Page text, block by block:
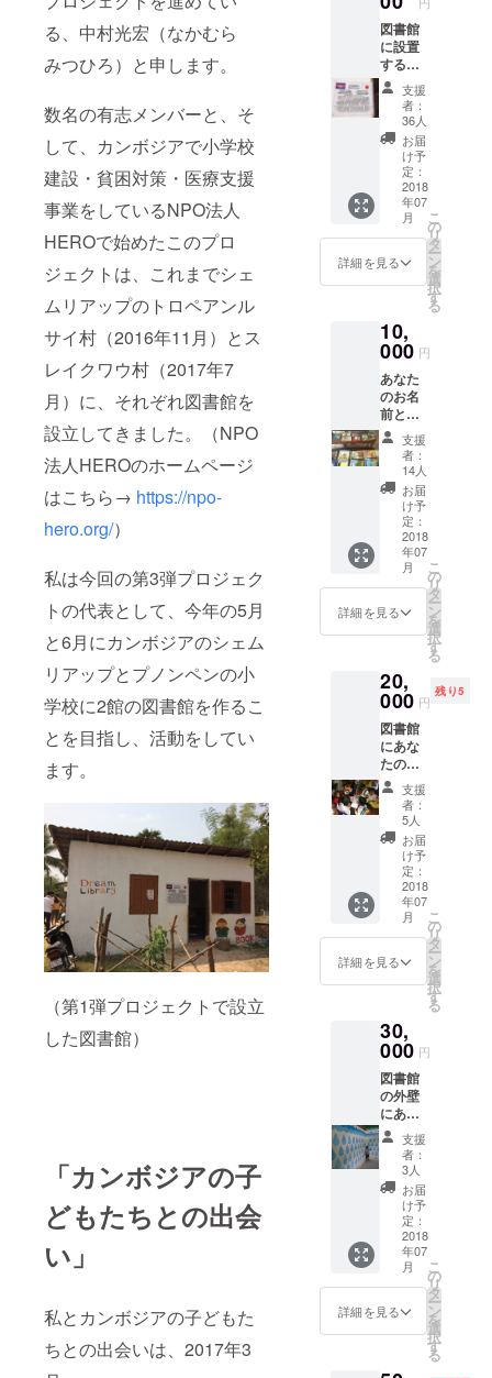
る、中村光宏（なかむら
みつひろ）と申します。
数名の有志メンバーと、そ
して、カンボジアで小学校
建設・貧困対策・医療支援
事業をしているNPO法人
HEROで始めたこのプロ
ジェクトは、これまでシェ
ムリアップのトロペアンル
サイ村（2016年11月）とス
レイクワウ村（2017年7
月）に、それぞれ図書館を
設立してきました。（NPO
法人HEROのホームページ
はこちら→ https://npo-
hero.org/）
私は今回の第3弾プロジェク
トの代表として、今年の5月
と6月にカンボジアのシェム
リアップとプノンペンの小
学校に2館の図書館を作るこ
とを目指し、活動をしてい
ます。
（第1弾プロジェクトで設立
した図書館）
「カンボジアの子
どもたちとの出会
い」
私とカンボジアの子どもた
ちとの出会いは、2017年3
館式や
現地の
子ども
たちの
様子を
画像や
一部映
像でご
覧いた
だくこ
とがで
きま
す。 ＜
リター
ン内容
からの
サンク
スレ
ター
・
Dream
Library
Project
の限定
公開
URL
図書館
に設置
するプ
レート
にあな
たのお
名前を
記載し
ます。
子ども
たちか
らのサ
ンクス
レター
と限定
公開
加え
て、図
書館に
あなた
のお名
前を残
すこと
ができ
ます。
＜リ
ターン
内容＞
・村の
子ども
たちか
らのサ
ンクス
Library
Project
の限定
公開
URL
・図書
館に設
置する
ネーム
プレー
トに記
支援
者：
36人
お届
け予
定：
2018
年07
月
詳細を見る
こ
の
リ
タ
ー
ン
を
選
択
す
る
10,
000 円
あなた
のお名
前と一
言メッ
セージ
を入れ
た本を
図書館
に寄贈
しま
す。本
ととも
にあな
たの想
いを子
どもた
届けし
ます。
（本は
現地で
調達を
する予
定で
す。本
を選ぶ
ことは
できな
い旨、
ご了承
くださ
い。）
＜リ
ターン
たちか
らのサ
ンクス
レター
・
Dream
Library
Project
の限定
公開
URL
・図書
館に設
置する
ネーム
プレー
トに記
支援
者：
14人
お届
け予
定：
2018
年07
月
詳細を見る
こ
の
リ
タ
ー
ン
を
選
択
す
る
20,
000 円
残り5
図書館
にあな
たのお
名前と
一言
メッ
セージ
を入れ
た、使
いやす
いミニ
テーブ
ルを寄
贈しま
す。 ＜
リター
＞ ・村
の子ど
もたち
からの
サンク
スレ
ター ・
Dream
Library
Project
の限定
公開
URL
・図書
館に設
置する
ネーム
支援
者：
5人
お届
け予
定：
2018
年07
月
詳細を見る
こ
の
リ
タ
ー
ン
を
選
択
す
る
30,
000 円
図書館
の外壁
にあな
たのお
名前と
一言
メッ
セージ
をペイ
ントし
ます。
（図書
館の大
きさや
頂いた
文字数
支援
者：
3人
お届
け予
定：
2018
年07
月
詳細を見る
こ
の
リ
タ
ー
ン
を
選
択
す
る